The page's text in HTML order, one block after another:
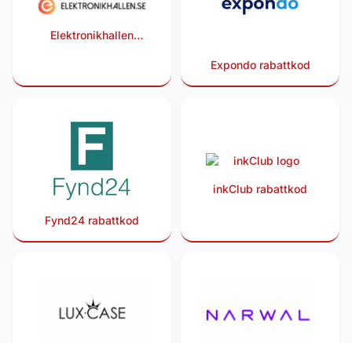
Elektronikhallen
Expondo rabattkod
Fynd24 rabattkod
inkClub rabattkod